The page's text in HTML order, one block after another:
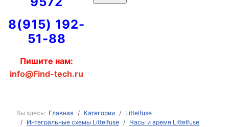
8(915) 192-
51-88
Пишите нам:
info@Find-tech.ru
Вы здесь: Главная Категории
Littelfuse
Интегральные схемы Littelfuse
Часы и время Littelfuse